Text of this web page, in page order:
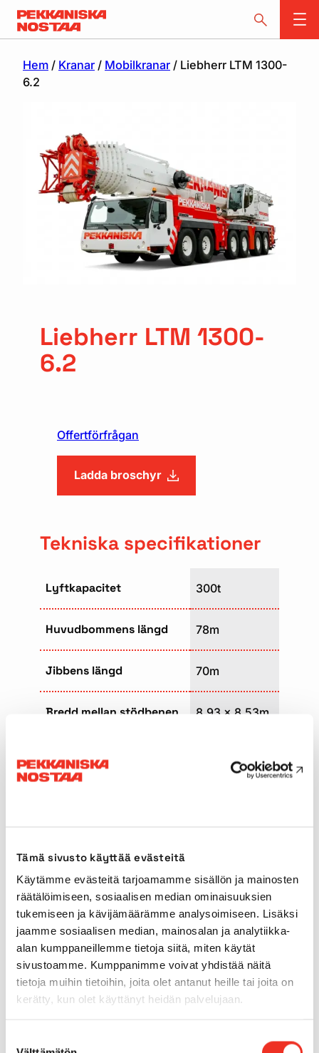
Tämä sivusto käyttää evästeitä
Käytämme evästeitä tarjoamamme sisällön ja mainosten
räätälöimiseen, sosiaalisen median ominaisuuksien
tukemiseen ja kävijämäärämme analysoimiseen. Lisäksi
jaamme sosiaalisen median, mainosalan ja analytiikka-
alan kumppaneillemme tietoja siitä, miten käytät
sivustoamme. Kumppanimme voivat yhdistää näitä
tietoja muihin tietoihin, joita olet antanut heille tai joita on
kerätty, kun olet käyttänyt heidän palvelujaan.
Hem / Kranar / Mobilkranar / Liebherr LTM 1300-
6.2
Liebherr LTM 1300-
6.2
Offertförfrågan
Ladda broschyr
Tekniska specifikationer
Lyftkapacitet 300t
Huvudbommens längd 78m
Jibbens längd 70m
Bredd mellan stödbenen 8,93 x 8,53m
Huvudbommens typ Teleskop
Transporthastighet 80km/h
Transportvikt 72t
Transportlängd 17,29m